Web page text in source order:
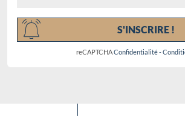
S'INSCRIRE !
reCAPTCHAConfidentialité-